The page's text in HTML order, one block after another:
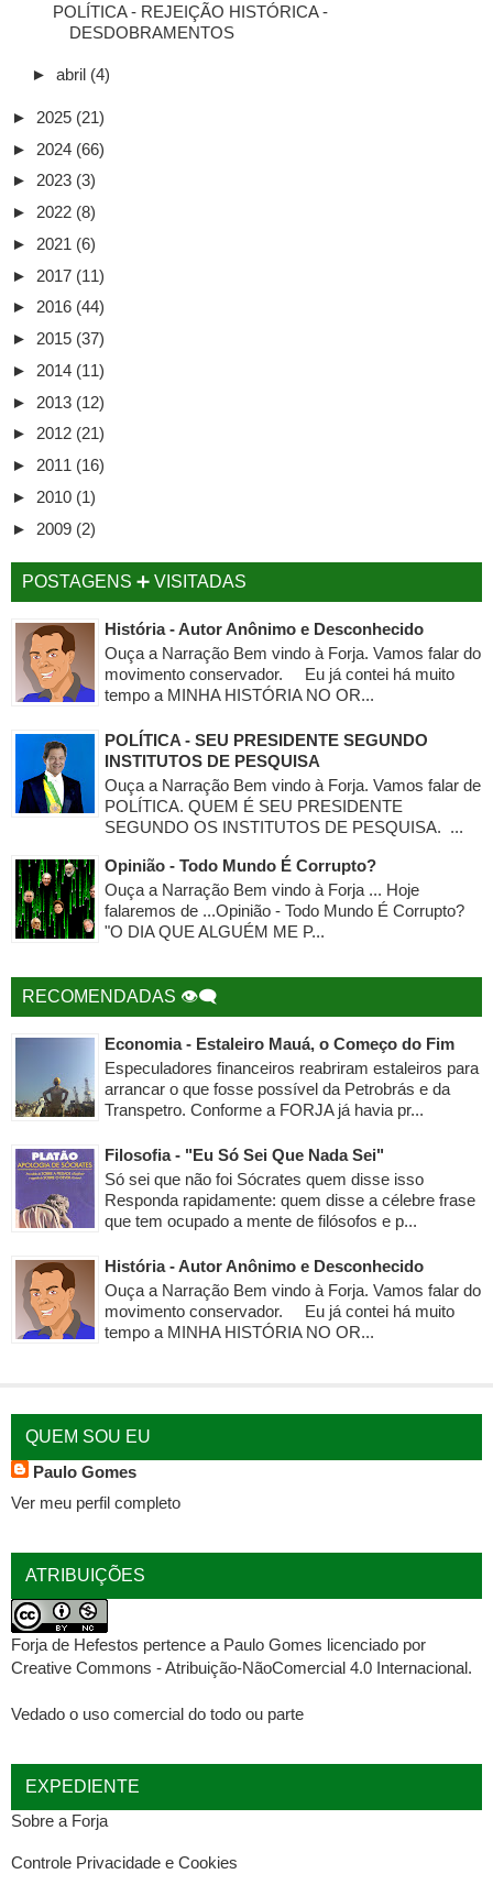
POLÍTICA - REJEIÇÃO HISTÓRICA -
DESDOBRAMENTOS
► abril (4)
► 2025 (21)
► 2024 (66)
► 2023 (3)
► 2022 (8)
► 2021 (6)
► 2017 (11)
► 2016 (44)
► 2015 (37)
► 2014 (11)
► 2013 (12)
► 2012 (21)
► 2011 (16)
► 2010 (1)
► 2009 (2)
POSTAGENS ➕ VISITADAS
História - Autor Anônimo e Desconhecido
Ouça a Narração Bem vindo à Forja. Vamos falar do
movimento conservador. Eu já contei há muito
tempo a MINHA HISTÓRIA NO OR...
POLÍTICA - SEU PRESIDENTE SEGUNDO
INSTITUTOS DE PESQUISA
Ouça a Narração Bem vindo à Forja. Vamos falar de
POLÍTICA. QUEM É SEU PRESIDENTE
SEGUNDO OS INSTITUTOS DE PESQUISA. ...
Opinião - Todo Mundo É Corrupto?
Ouça a Narração Bem vindo à Forja ... Hoje
falaremos de ...Opinião - Todo Mundo É Corrupto?
"O DIA QUE ALGUÉM ME P...
RECOMENDADAS 👁‍🗨
Economia - Estaleiro Mauá, o Começo do Fim
Especuladores financeiros reabriram estaleiros para
arrancar o que fosse possível da Petrobrás e da
Transpetro. Conforme a FORJA já havia pr...
Filosofia - "Eu Só Sei Que Nada Sei"
Só sei que não foi Sócrates quem disse isso
Responda rapidamente: quem disse a célebre frase
que tem ocupado a mente de filósofos e p...
História - Autor Anônimo e Desconhecido
Ouça a Narração Bem vindo à Forja. Vamos falar do
movimento conservador. Eu já contei há muito
tempo a MINHA HISTÓRIA NO OR...
QUEM SOU EU
Paulo Gomes
Ver meu perfil completo
ATRIBUIÇÕES
Forja de Hefestos pertence a Paulo Gomes licenciado por
Creative Commons - Atribuição-NãoComercial 4.0 Internacional.
Vedado o uso comercial do todo ou parte
EXPEDIENTE
Sobre a Forja
Controle Privacidade e Cookies